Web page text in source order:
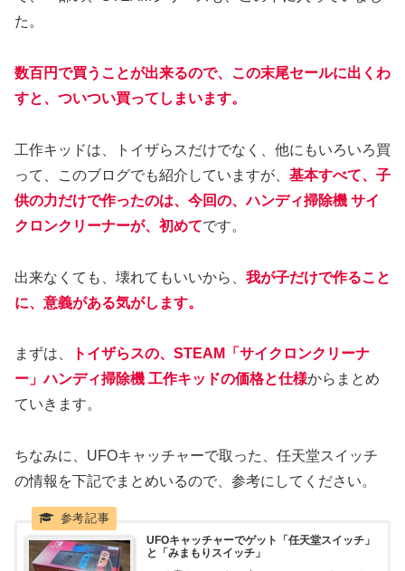
た。
数百円で買うことが出来るので、この末尾セールに出くわ
すと、ついつい買ってしまいます。
工作キッドは、トイザらスだけでなく、他にもいろいろ買
って、このブログでも紹介していますが、 基本すべて、子
供の力だけで作ったのは、今回の、ハンディ掃除機 サイ
クロンクリーナーが、初めてです。
出来なくても、壊れてもいいから、 我が子だけで作ること
に、意義がある気がします。
まずは、
トイザらスの、STEAM「サイクロンクリーナ
ー」ハンディ掃除機 工作キッドの価格と仕様からまとめ
ていきます。
ちなみに、UFOキャッチャーで取った、任天堂スイッチ
の情報を下記でまとめいるので、参考にしてください。
UFOキャッチャーでゲット「任天堂スイッチ」
と「みまもりスイッチ」